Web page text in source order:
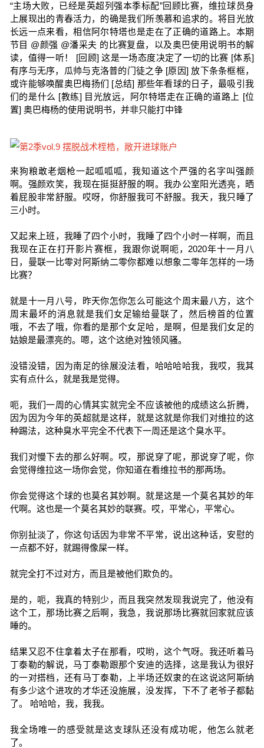
“主场大败，已经是英超列强本季标配”回顾比赛，维拉球员身
上展现出的青春活力，的确是我们所羡慕和追求的。将目光放
长远一点来看，相信阿尔特塔也是走在了正确的道路上。本期
节目 @颜强 @潘采夫 的比赛复盘，以及奥巴使用说明书的解
读，值得一听！ [回顾] 这是一场态度决定了一切的比赛 [体系]
有序与无序，瓜帅与克洛普的门徒之争 [原因] 放下条条框框，
或许能够唤醒奥巴梅扬们 [总结] 那些年看球的日子，最吸引我
们的是什么 [教练] 目光放远，阿尔特塔走在正确的道路上 [位
置] 奥巴梅杨的使用说明书，并非只能打中锋
来狗粮敢老烟枪一起呱呱呱，我知道这个严强的名字叫强颜
啊。强颜欢笑，我现在挺挺舒服的啊。我办公室阳光透亮，晒
着屁股非常舒服。哎呀，你舒服我可不舒服。我天，我只睡了
三小时。
又起来上班，我睡了四个小时，我睡了四个小时一样啊，而且
我现在正在打开影片赛框，我跟你说啊呃，2020年十一月八
日，曼联一比零对阿斯纳二零你都难以想象二零年怎样的一场
比赛？
就是十一月八号，昨天你怎你怎么可能这个周末最八方，这个
周末最坏的消息就是我们女足输给曼联了，然后榜首的位置
哦，不去了哦，你看的是那个女足哈，是啊，但是我们女足的
姑娘是最漂亮的。嗯，这个这绝对独领风骚。
没错没错，因为南足的徐展没法看，哈哈哈哈我，我哎，我其
实有点什么，就是我是觉得。
呃，我们一周的心情其实就完全不应该被他的成绩这么折腾，
因为因为今年的英超就是这样，就是这就是你我们对维拉的这
种踢法，这种臭水平完全不代表下一周还是这个臭水平。
我们对慢下去的那么好啊。哎，那说穿了呢，那说穿了呢，你
会觉得维拉这一场你会觉，你知道在看维拉书的那两场。
你会觉得这个球的也莫名其妙啊。就是这是一个莫名其妙的年
代啊。这也是一个莫名其妙的联赛。哎，平常心，平常心。
你别扯淡了，你这句话因为非常不平常，说出这种话，安慰的
一点都不好，就踢得像屎一样。
就完全打不过对方，而且是被他们欺负的。
是的，呃，我真的特别少，而且我突然发现我说完了，他没有
这个工，那场比赛之后啊，我急，我说那场比赛就回家就应该
睡的。
结果又忍不住拿着太子在那看，哎哟，这个气呀。我还听着马
丁泰勒的解说，马丁泰勒跟那个安迪的选择，这是我认为很好
的一对搭档，还有马丁泰勒，上半场还奴隶的在这说这阿斯纳
有多少这个进攻的才华还没施展，没发挥，下不了老爷子都黏
了。 哈哈哈，我，我我。
我全场唯一的感受就是这支球队还没有成功呢，他怎么就老
了。